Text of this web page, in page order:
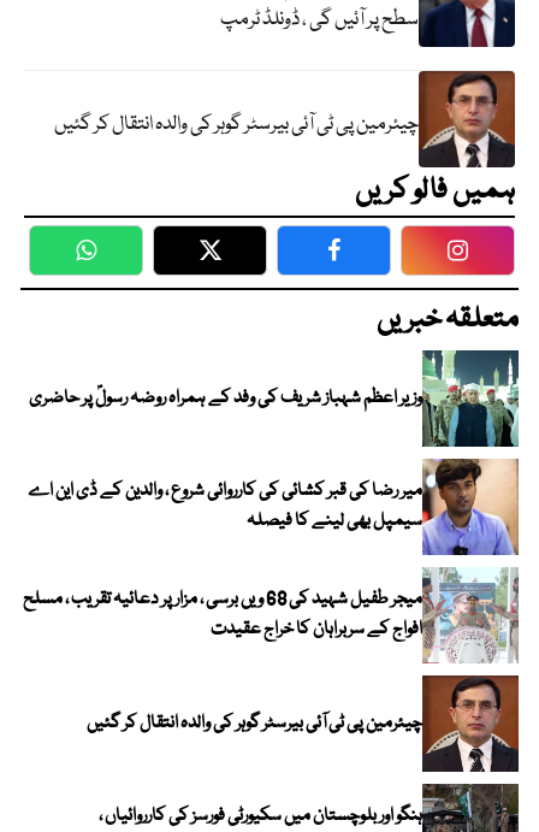
سطح پر آئیں گی ، ڈونلڈ ٹرمپ
چیئرمین پی ٹی آئی بیرسٹر گوہر کی والدہ انتقال کر گئیں
ہمیں فالو کریں
WhatsApp Twitter Facebook
متعلقہ خبریں
وزیر اعظم شہباز شریف کی وفد کے ہمراہ روضہ رسولؐ پر حاضری
میر رضا کی قبر کشائی کی کارروائی شروع ، والدین کے ڈی این اے
سیمپل بھی لینے کا فیصلہ
میجر طفیل شہید کی 68 ویں برسی ، مزار پر دعائیہ تقریب ، مسلح
افواج کے سربراہان کا خراج عقیدت
چیئرمین پی ٹی آئی بیرسٹر گوہر کی والدہ انتقال کر گئیں
ہنگو اور بلوچستان میں سکیورٹی فورسز کی کارروائیاں ،